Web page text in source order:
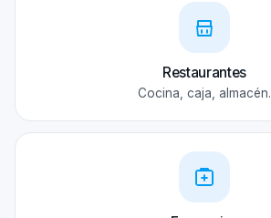
Restaurantes
Cocina, caja, almacén.